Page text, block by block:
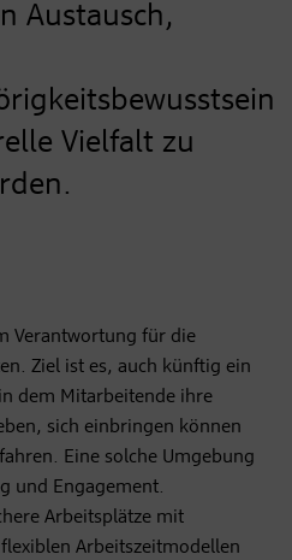
Austausch,
Vielfalt zu
Verantwortung für die
Ziel ist es, auch künftig ein
dem Mitarbeitende ihre
sich einbringen können
Eine solche Umgebung
und Engagement.
Arbeitsplätze mit
Arbeitszeitmodellen